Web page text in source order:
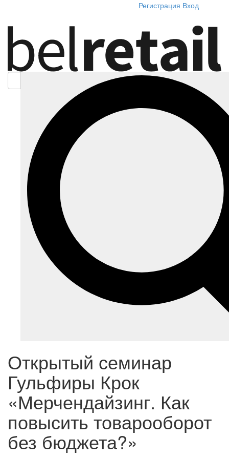
Регистрация Вход
Открытый семинар
Гульфиры Крок
«Мерчендайзинг. Как
повысить товарооборот
без бюджета?»